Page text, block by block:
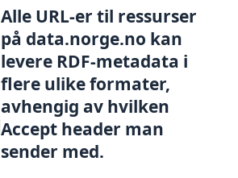
Alle URL-er til ressurser
på data.norge.no kan
levere RDF-metadata i
flere ulike formater,
avhengig av hvilken
Accept header man
sender med.